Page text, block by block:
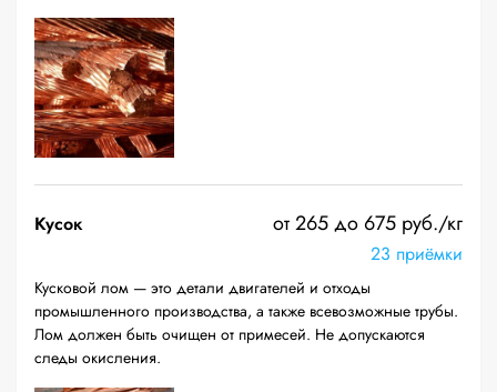
Кусок от 265 до 675 руб./кг
23 приёмки
Кусковой лом — это детали двигателей и отходы
промышленного производства, а также всевозможные трубы.
Лом должен быть очищен от примесей. Не допускаются
следы окисления.